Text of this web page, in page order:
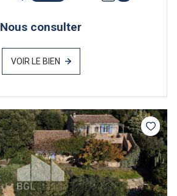
Nous consulter
VOIR LE BIEN